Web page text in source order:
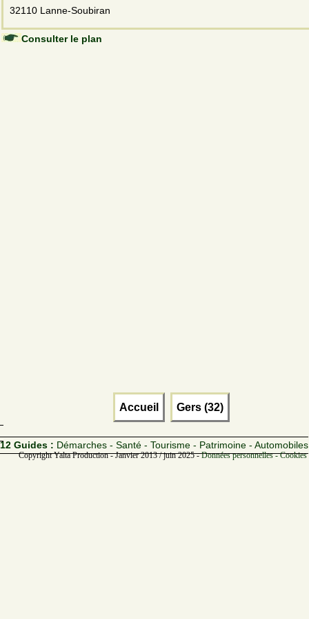
32110 Lanne-Soubiran
Consulter le plan
Accueil Gers (32)
12 Guides : Démarches - Santé - Tourisme - Patrimoine - Automobiles
Copyright Yalta Production - Janvier 2013 / juin 2025 -Données personnelles -